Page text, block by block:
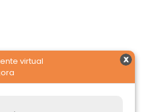
virtual